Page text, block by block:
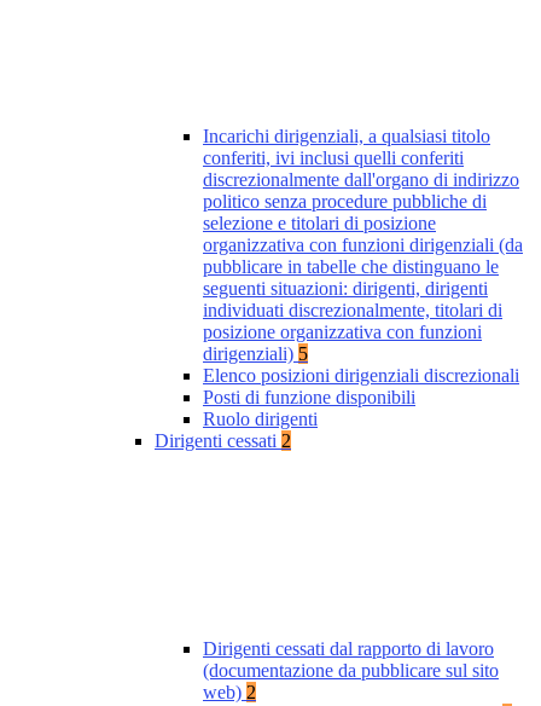
Incarichi dirigenziali, a qualsiasi titolo
conferiti, ivi inclusi quelli conferiti
discrezionalmente dall'organo di indirizzo
politico senza procedure pubbliche di
selezione e titolari di posizione
organizzativa con funzioni dirigenziali (da
pubblicare in tabelle che distinguano le
seguenti situazioni: dirigenti, dirigenti
individuati discrezionalmente, titolari di
posizione organizzativa con funzioni
dirigenziali) 5
Elenco posizioni dirigenziali discrezionali
Posti di funzione disponibili
Ruolo dirigenti
Dirigenti cessati 2
Dirigenti cessati dal rapporto di lavoro
(documentazione da pubblicare sul sito
web) 2